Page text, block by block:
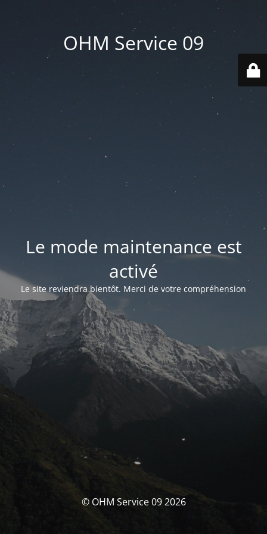
OHM Service 09
Le mode maintenance est
activé
Le site reviendra bientôt. Merci de votre compréhension
© OHM Service 09 2026